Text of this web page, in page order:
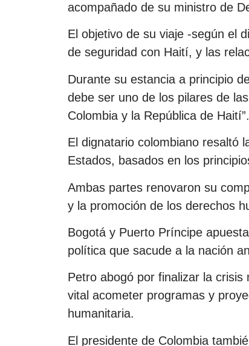
acompañado de su ministro de
El objetivo de su viaje -según el
de seguridad con Haití, y las
Durante su estancia a principio
debe ser uno de los pilares de
Colombia y la República de Haití”.
El dignatario colombiano resaltó
Estados, basados en los
Ambas partes renovaron su
y la promoción de los derechos
Bogotá y Puerto Príncipe
política que sacude a la nación
Petro abogó por finalizar la
vital acometer programas y
humanitaria.
El presidente de Colombia